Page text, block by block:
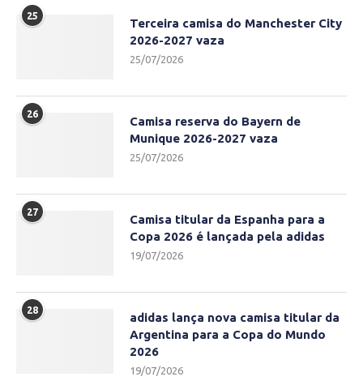
25
Terceira camisa do Manchester City
2026-2027 vaza
25/07/2026
26
Camisa reserva do Bayern de
Munique 2026-2027 vaza
25/07/2026
27
Camisa titular da Espanha para a
Copa 2026 é lançada pela adidas
19/07/2026
28
adidas lança nova camisa titular da
Argentina para a Copa do Mundo
2026
19/07/2026